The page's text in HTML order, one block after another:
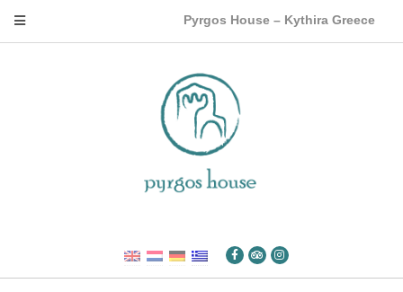
Pyrgos House – Kythira Greece